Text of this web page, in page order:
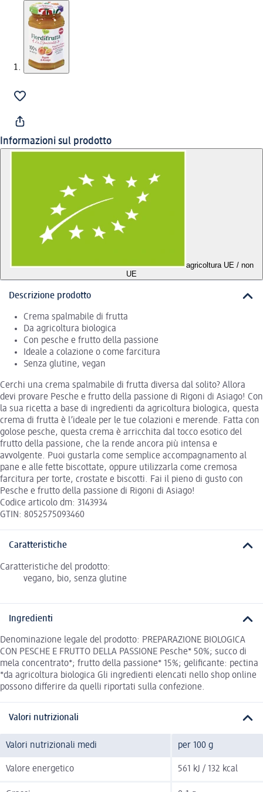
Informazioni sul prodotto
agricoltura UE / non
UE
Descrizione prodotto
Crema spalmabile di frutta
Da agricoltura biologica
Con pesche e frutto della passione
Ideale a colazione o come farcitura
Senza glutine, vegan
Cerchi una crema spalmabile di frutta diversa dal solito? Allora
devi provare Pesche e frutto della passione di Rigoni di Asiago! Con
la sua ricetta a base di ingredienti da agricoltura biologica, questa
crema di frutta è l’ideale per le tue colazioni e merende. Fatta con
golose pesche, questa crema è arricchita dal tocco esotico del
frutto della passione, che la rende ancora più intensa e
avvolgente. Puoi gustarla come semplice accompagnamento al
pane e alle fette biscottate, oppure utilizzarla come cremosa
farcitura per torte, crostate e biscotti. Fai il pieno di gusto con
Pesche e frutto della passione di Rigoni di Asiago!
Codice articolo dm: 3143934
GTIN: 8052575093460
Caratteristiche
Caratteristiche del prodotto:
vegano, bio, senza glutine
Ingredienti
Denominazione legale del prodotto: PREPARAZIONE BIOLOGICA
CON PESCHE E FRUTTO DELLA PASSIONE Pesche* 50%; succo di
mela concentrato*; frutto della passione* 15%; gelificante: pectina
*da agricoltura biologica Gli ingredienti elencati nello shop online
possono differire da quelli riportati sulla confezione.
Valori nutrizionali
Valori nutrizionali medi per 100 g
Valore energetico 561 kJ / 132 kcal